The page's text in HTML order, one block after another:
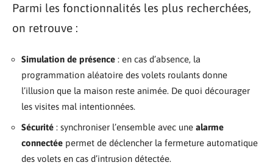
Parmi les fonctionnalités les plus recherchées,
on retrouve :
Simulation de présence : en cas d’absence, la
programmation aléatoire des volets roulants donne
l’illusion que la maison reste animée. De quoi décourager
les visites mal intentionnées.
Sécurité : synchroniser l’ensemble avec une alarme
connectée permet de déclencher la fermeture automatique
des volets en cas d’intrusion détectée.